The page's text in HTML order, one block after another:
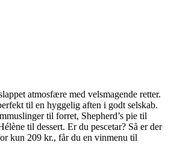
atmosfære med velsmagende retter.
til en hyggelig aften i godt selskab.
til forret, Shepherd’s pie til
til dessert. Er du pescetar? Så er der
kun 209 kr., får du en vinmenu til